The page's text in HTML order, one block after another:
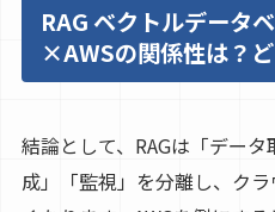
RAG ベクトルデータ
×AWSの関係性は？
結論として、RAGは「デー
成」「監視」を分離し、ク